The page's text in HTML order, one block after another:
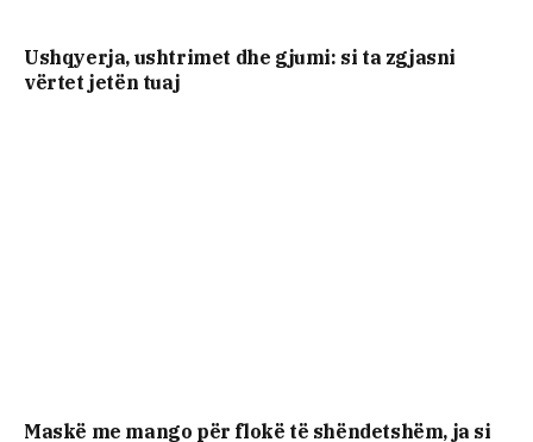
Ushqyerja, ushtrimet dhe gjumi: si ta zgjasni
vërtet jetën tuaj
Maskë me mango për flokë të shëndetshëm, ja si